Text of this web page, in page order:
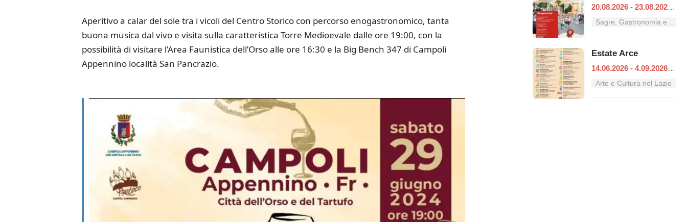
Aperitivo a calar del sole tra i vicoli del Centro Storico con percorso enogastronomico, tanta
buona musica dal vivo e visita sulla caratteristica Torre Medioevale dalle ore 19:00, con la
possibilità di visitare l’Area Faunistica dell’Orso alle ore 16:30 e la Big Bench 347 di Campoli
Appennino località San Pancrazio.
20.08.2026 - 23.08.2026
Sagre, Gastronomia e Tradizioni nel Lazio
Estate Arce
14.06.2026 - 4.09.2026
|
Arte e Cultura nel Lazio